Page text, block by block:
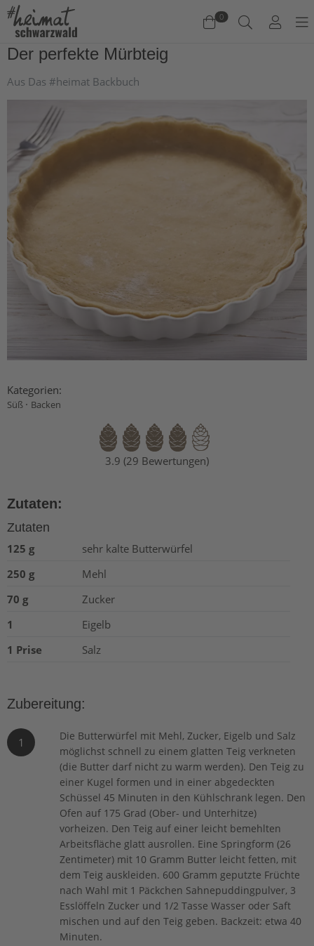
0
Jetzt einkaufen
Der perfekte Mürbteig
Aus Das #heimat Backbuch
Kategorien:
Süß · Backen
3.9 (29 Bewertungen)
Zutaten:
Zutaten
125 g
sehr kalte Butterwürfel
250 g
Mehl
70 g
Zucker
1
Eigelb
1 Prise
Salz
Zubereitung:
1
Die Butterwürfel mit Mehl, Zucker, Eigelb und Salz
möglichst schnell zu einem glatten Teig verkneten
(die Butter darf nicht zu warm werden). Den Teig zu
einer Kugel formen und in einer abgedeckten
Schüssel 45 Minuten in den Kühlschrank legen. Den
Ofen auf 175 Grad (Ober- und Unterhitze)
vorheizen. Den Teig auf einer leicht bemehlten
Arbeitsfläche glatt ausrollen. Eine Springform (26
Zentimeter) mit 10 Gramm Butter leicht fetten, mit
dem Teig auskleiden. 600 Gramm geputzte Früchte
nach Wahl mit 1 Päckchen Sahnepuddingpulver, 3
Esslöffeln Zucker und 1/2 Tasse Wasser oder Saft
mischen und auf den Teig geben. Backzeit: etwa 40
Minuten.